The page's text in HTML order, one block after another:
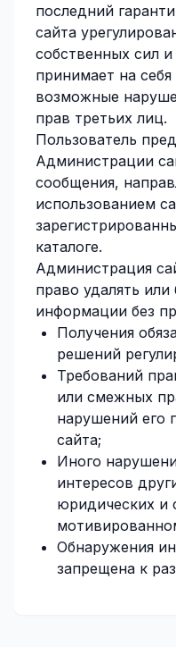
последний
сайта
собственных сил
принимает на
возможные
прав третьих лиц.
Пользователь
Администрации
сообщения,
использованием
каталоге.
Администрация
право удалять
информации без
Получения
решений
Требований
или смежных
нарушений его
сайта;
Иного
интересов
юридических и
Обнаружения
запрещена к